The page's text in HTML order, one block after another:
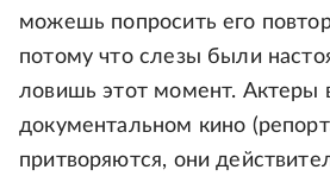
можешь попросить его
потому что слезы были
ловишь этот момент. Актеры
документальном кино
притворяются, они